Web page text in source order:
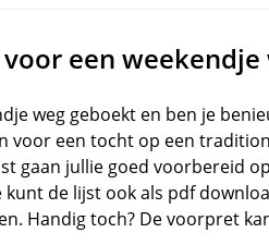
een weekendje
weg geboekt en ben je
voor een tocht op een
gaan jullie goed voorbereid
kunt de lijst ook als pdf
Handig toch? De voorpret